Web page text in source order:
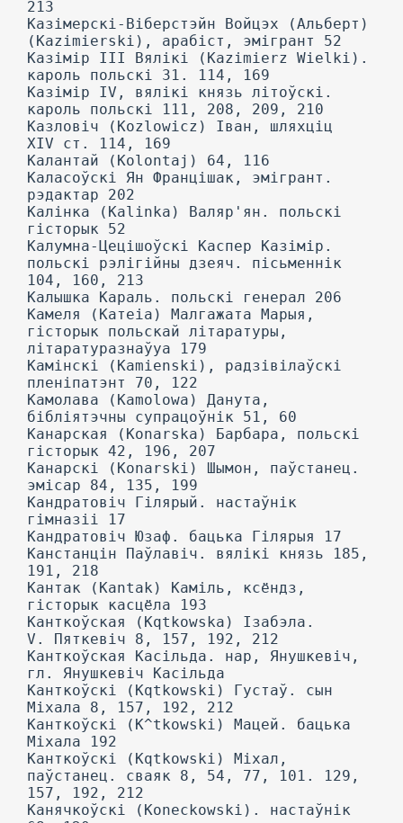
213
Казімерскі-Віберстэйн Войцэх (Альберт)
(Kazimierski), арабіст, эмігрант 52
Казімір III Вялікі (Kazimierz Wielki).
кароль польскі 31. 114, 169
Казімір IV, вялікі князь літоўскі.
кароль польскі 111, 208, 209, 210
Казловіч (Kozlowicz) Іван, шляхціц
XIV ст. 114, 169
Калантай (Kolontaj) 64, 116
Каласоўскі Ян Францішак, эмігрант.
рэдактар 202
Калінка (Kalinka) Валяр'ян. польскі
гісторык 52
Калумна-Цецішоўскі Каспер Казімір.
польскі рэлігійны дзеяч. пісьменнік
104, 160, 213
Калышка Караль. польскі генерал 206
Камеля (Катеіа) Малгажата Марыя,
гісторык польскай літаратуры,
літаратуразнаўуа 179
Камінскі (Kamienski), радзівілаўскі
пленіпатэнт 70, 122
Камолава (Kamolowa) Данута,
бібліятэчны супрацоўнік 51, 60
Канарская (Konarska) Барбара, польскі
гісторык 42, 196, 207
Канарскі (Konarski) Шымон, паўстанец.
эмісар 84, 135, 199
Кандратовіч Гілярый. настаўнік
гімназіі 17
Кандратовіч Юзаф. бацька Гілярыя 17
Канстанцін Паўлавіч. вялікі князь 185,
191, 218
Кантак (Kantak) Каміль, ксёндз,
гісторык касцёла 193
Канткоўская (Kqtkowska) Ізабэла.
V. Пяткевіч 8, 157, 192, 212
Канткоўская Касільда. нар, Янушкевіч,
гл. Янушкевіч Касільда
Канткоўскі (Kqtkowski) Густаў. сын
Міхала 8, 157, 192, 212
Канткоўскі (K^tkowski) Мацей. бацька
Міхала 192
Канткоўскі (Kqtkowski) Міхал,
паўстанец. сваяк 8, 54, 77, 101. 129,
157, 192, 212
Канячкоўскі (Koneckowski). настаўнік